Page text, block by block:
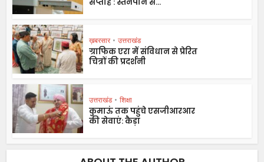
सप्ताह : स्तनपान से...
ख़बरसार • उत्तराखंड
ग्राफिक एरा में संविधान से प्रेरित
चित्रों की प्रदर्शनी
उत्तराखंड • शिक्षा
कुमाऊं तक पहुंचे एसजीआरआर
की सेवाएं: कैड़ा